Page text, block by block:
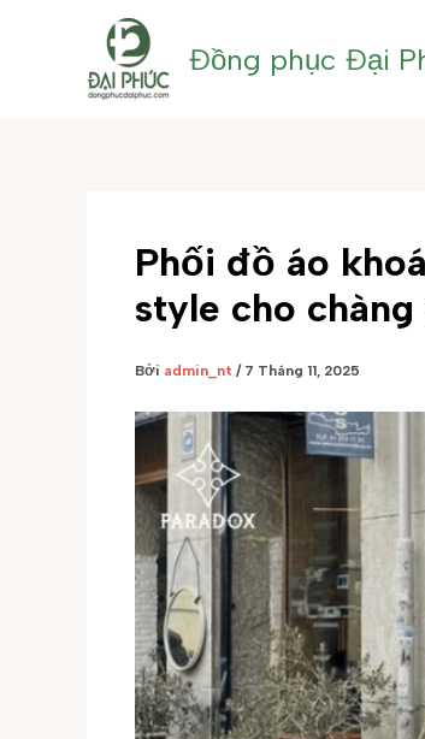
Đồng phục Đại
Phối đồ áo
style cho chàng
Bởi admin_nt / 7 Tháng 11, 2025